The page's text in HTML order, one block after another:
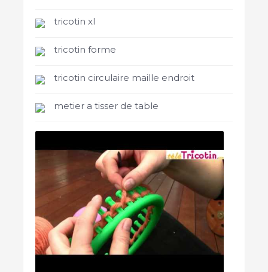
tricotin xl
tricotin forme
tricotin circulaire maille endroit
metier a tisser de table